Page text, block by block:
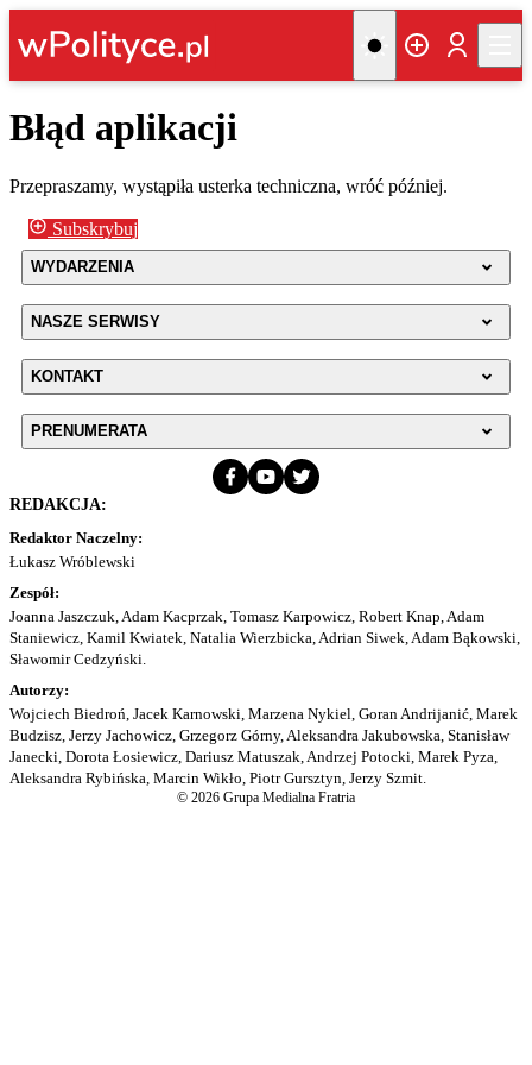
Błąd aplikacji
Przepraszamy, wystąpiła usterka techniczna, wróć później.
Subskrybuj
WYDARZENIA
NASZE SERWISY
KONTAKT
PRENUMERATA
REDAKCJA:
Redaktor Naczelny:
Łukasz Wróblewski
Zespół:
Joanna Jaszczuk, Adam Kacprzak, Tomasz Karpowicz, Robert Knap, Adam
Staniewicz, Kamil Kwiatek, Natalia Wierzbicka, Adrian Siwek, Adam Bąkowski,
Sławomir Cedzyński.
Autorzy:
Wojciech Biedroń, Jacek Karnowski, Marzena Nykiel, Goran Andrijanić, Marek
Budzisz, Jerzy Jachowicz, Grzegorz Górny, Aleksandra Jakubowska, Stanisław
Janecki, Dorota Łosiewicz, Dariusz Matuszak, Andrzej Potocki, Marek Pyza,
Aleksandra Rybińska, Marcin Wikło, Piotr Gursztyn, Jerzy Szmit.
© 2026 Grupa Medialna Fratria